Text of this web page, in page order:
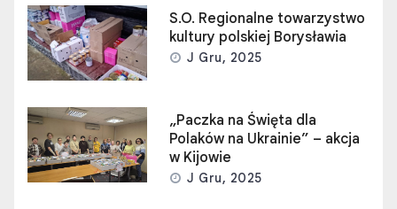
S.O. Regionalne towarzystwo
kultury polskiej Borysławia
J Gru, 2025
„Paczka na Święta dla
Polaków na Ukrainie” – akcja
w Kijowie
J Gru, 2025